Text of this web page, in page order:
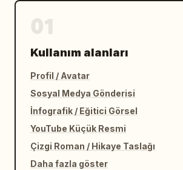
Kullanım alanları
Profil / Avatar
Sosyal Medya Gönderisi
İnfografik / Eğitici Görsel
YouTube Küçük Resmi
Çizgi Roman / Hikaye Taslağı
Daha fazla göster